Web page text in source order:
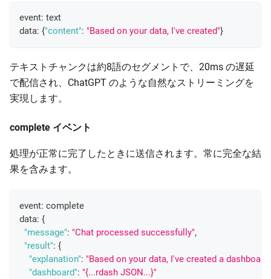
event: text
data: {"content": "Based on your data, I've created"}
テキストチャンクは約8語のセグメントで、20ms の遅延
で配信され、ChatGPT のような自然なストリーミングを
実現します。
complete イベント
処理が正常に完了したときに送信されます。常に完全な結
果を含みます。
event: complete
data: {
"message": "Chat processed successfully",
"result": {
"explanation": "Based on your data, I've created a
"dashboard": "{...rdash JSON...}"